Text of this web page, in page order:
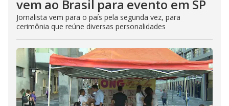
vem ao Brasil para evento em SP
Jornalista vem para o país pela segunda vez, para
cerimônia que reúne diversas personalidades